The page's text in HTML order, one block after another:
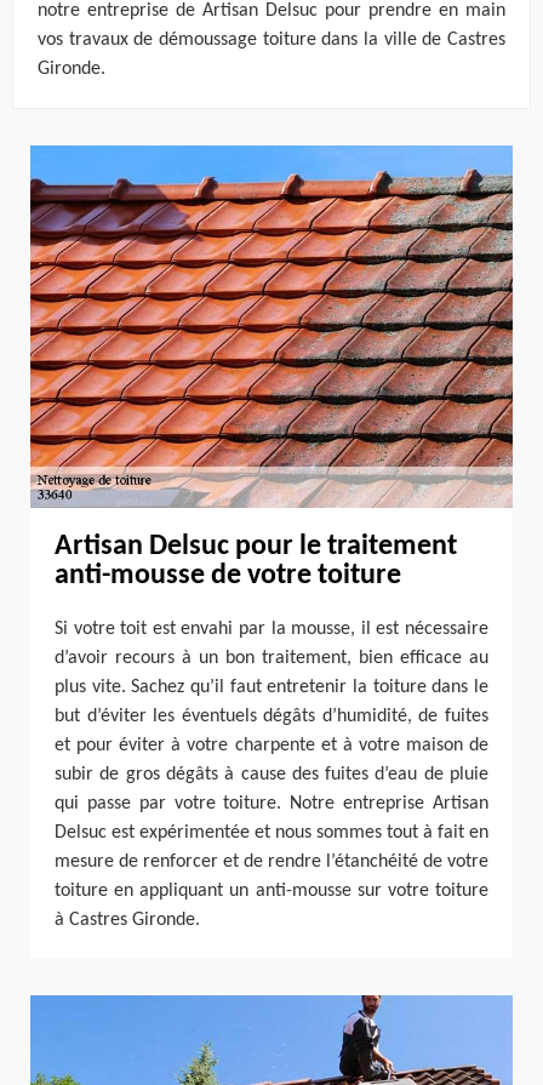
notre entreprise de Artisan Delsuc pour prendre en main
vos travaux de démoussage toiture dans la ville de Castres
Gironde.
Artisan Delsuc pour le traitement
anti-mousse de votre toiture
Si votre toit est envahi par la mousse, il est nécessaire
d’avoir recours à un bon traitement, bien efficace au
plus vite. Sachez qu’il faut entretenir la toiture dans le
but d’éviter les éventuels dégâts d’humidité, de fuites
et pour éviter à votre charpente et à votre maison de
subir de gros dégâts à cause des fuites d’eau de pluie
qui passe par votre toiture. Notre entreprise Artisan
Delsuc est expérimentée et nous sommes tout à fait en
mesure de renforcer et de rendre l’étanchéité de votre
toiture en appliquant un anti-mousse sur votre toiture
à Castres Gironde.